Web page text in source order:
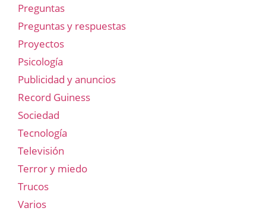
Preguntas
Preguntas y respuestas
Proyectos
Psicología
Publicidad y anuncios
Record Guiness
Sociedad
Tecnología
Televisión
Terror y miedo
Trucos
Varios